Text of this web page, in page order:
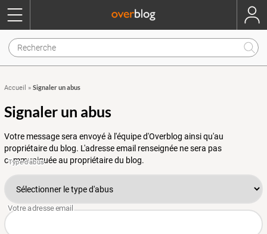
Accueil » Signaler un abus
Signaler un abus
Votre message sera envoyé à l'équipe d'Overblog ainsi qu'au
propriétaire du blog. L'adresse email renseignée ne sera pas
communiquée au propriétaire du blog.